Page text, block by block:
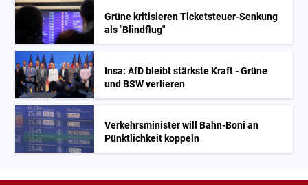
Grüne kritisieren Ticketsteuer-Senkung
als "Blindflug"
Insa: AfD bleibt stärkste Kraft - Grüne
und BSW verlieren
Verkehrsminister will Bahn-Boni an
Pünktlichkeit koppeln